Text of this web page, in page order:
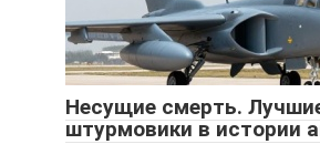
Несущие смерть.
штурмовики в истории